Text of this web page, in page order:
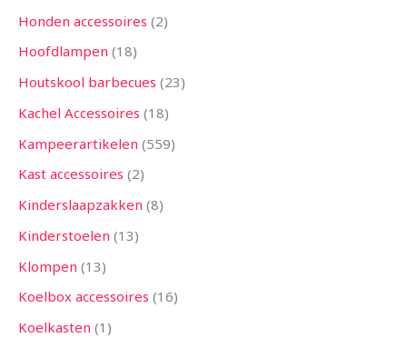
Honden accessoires 2
Hoofdlampen 18
Houtskool barbecues 23
Kachel Accessoires 18
Kampeerartikelen 559
Kast accessoires 2
Kinderslaapzakken 8
Kinderstoelen 13
Klompen 13
Koelbox accessoires 16
Koelkasten 1